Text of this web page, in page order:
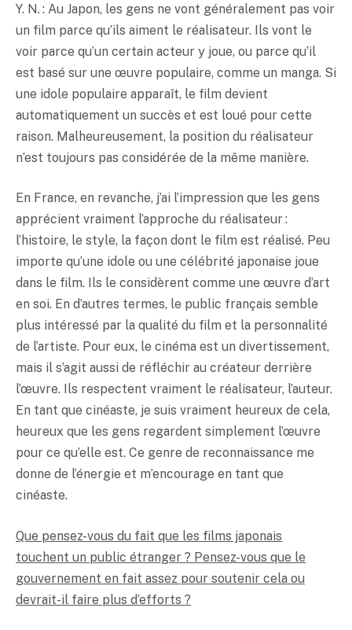
Y. N. : Au Japon, les gens ne vont généralement pas voir
un film parce qu’ils aiment le réalisateur. Ils vont le
voir parce qu’un certain acteur y joue, ou parce qu’il
est basé sur une œuvre populaire, comme un manga. Si
une idole populaire apparaît, le film devient
automatiquement un succès et est loué pour cette
raison. Malheureusement, la position du réalisateur
n’est toujours pas considérée de la même manière.
En France, en revanche, j’ai l’impression que les gens
apprécient vraiment l’approche du réalisateur :
l’histoire, le style, la façon dont le film est réalisé. Peu
importe qu’une idole ou une célébrité japonaise joue
dans le film. Ils le considèrent comme une œuvre d’art
en soi. En d’autres termes, le public français semble
plus intéressé par la qualité du film et la personnalité
de l’artiste. Pour eux, le cinéma est un divertissement,
mais il s’agit aussi de réfléchir au créateur derrière
l’œuvre. Ils respectent vraiment le réalisateur, l’auteur.
En tant que cinéaste, je suis vraiment heureux de cela,
heureux que les gens regardent simplement l’œuvre
pour ce qu’elle est. Ce genre de reconnaissance me
donne de l’énergie et m’encourage en tant que
cinéaste.
Que pensez-vous du fait que les films japonais
touchent un public étranger ? Pensez-vous que le
gouvernement en fait assez pour soutenir cela ou
devrait-il faire plus d’efforts ?